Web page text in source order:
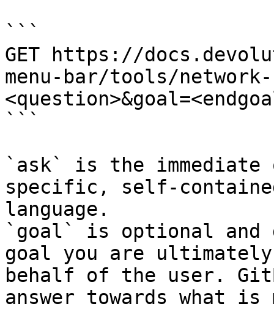
```
GET https://
menu-bar/tools/network-
```
`ask` is the
specific, self-
language.
`goal` is optional and
goal you are
behalf of the user.
answer towards what